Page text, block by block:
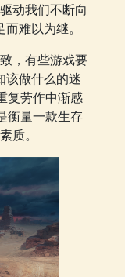
动我们不断向
难以为继。
，有些游戏要
该做什么的迷
复劳作中渐感
衡量一款生存
质。